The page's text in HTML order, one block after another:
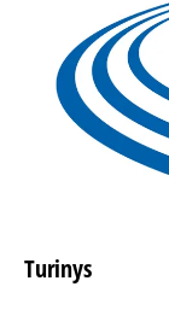
Turinys